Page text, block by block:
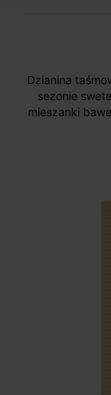
Dzianina
sezonie
mieszanki